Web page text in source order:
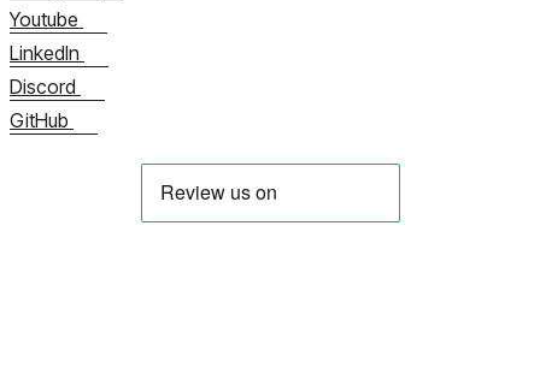
Youtube
LinkedIn
Discord
GitHub